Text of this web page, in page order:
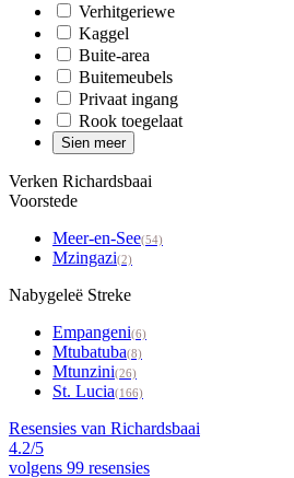
Verhitgeriewe
Kaggel
Buite-area
Buitemeubels
Privaat ingang
Rook toegelaat
Sien meer
Verken Richardsbaai
Voorstede
Meer-en-See(54)
Mzingazi(2)
Nabygeleë Streke
Empangeni(6)
Mtubatuba(8)
Mtunzini(26)
St. Lucia(166)
Resensies van Richardsbaai
4.2/5
volgens 99 resensies